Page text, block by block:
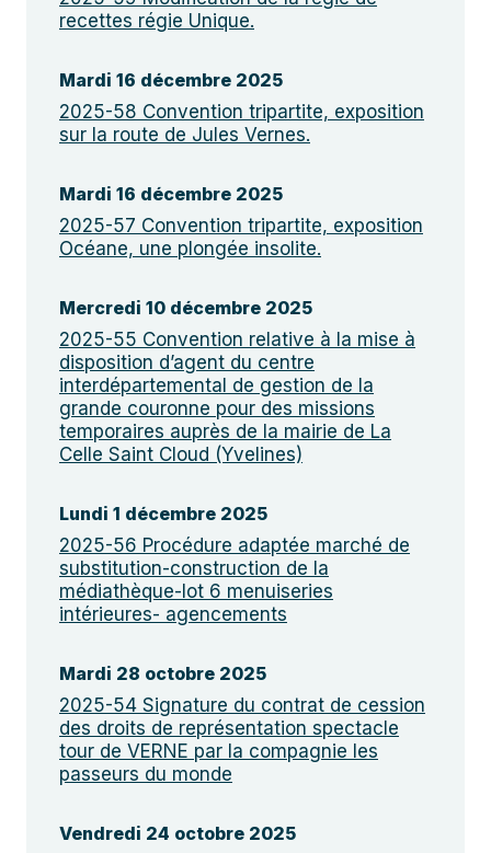
recettes régie Unique.
Mardi 16 décembre 2025
2025-58 Convention tripartite, exposition
sur la route de Jules Vernes.
Mardi 16 décembre 2025
2025-57 Convention tripartite, exposition
Océane, une plongée insolite.
Mercredi 10 décembre 2025
2025-55 Convention relative à la mise à
disposition d’agent du centre
interdépartemental de gestion de la
grande couronne pour des missions
temporaires auprès de la mairie de La
Celle Saint Cloud (Yvelines)
Lundi 1 décembre 2025
2025-56 Procédure adaptée marché de
substitution-construction de la
médiathèque-lot 6 menuiseries
intérieures- agencements
Mardi 28 octobre 2025
2025-54 Signature du contrat de cession
des droits de représentation spectacle
tour de VERNE par la compagnie les
passeurs du monde
Vendredi 24 octobre 2025